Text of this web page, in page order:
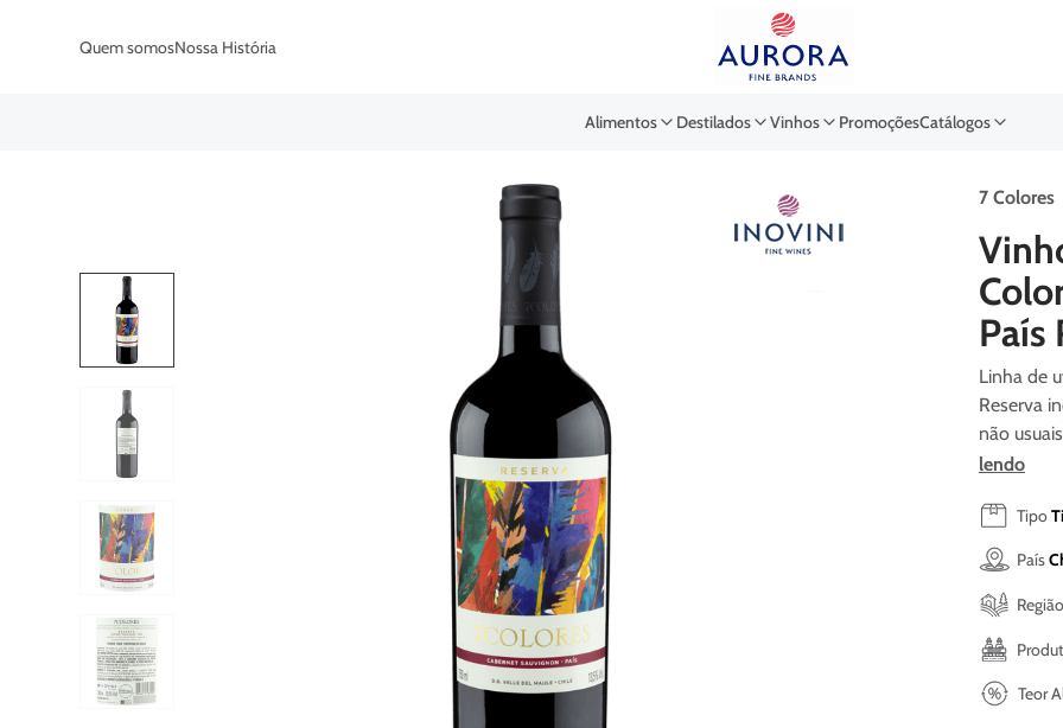
Quem somosNossa História
Alimentos Destilados Vinhos PromoçõesCatálogos
7 Colores
País
Linha de
Reserva
não
lendo
Tipo
País
Região
Teor